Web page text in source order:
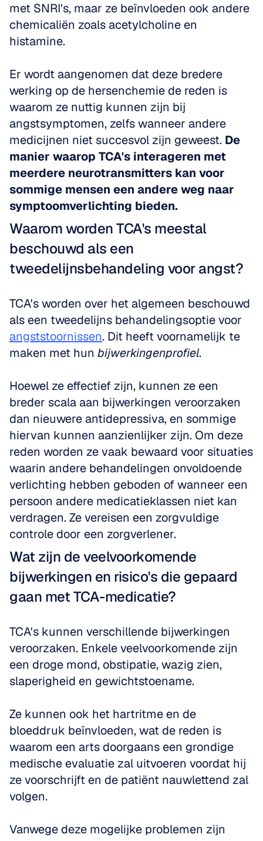
met SNRI's, maar ze beïnvloeden ook andere
chemicaliën zoals acetylcholine en
histamine.
Er wordt aangenomen dat deze bredere
werking op de hersenchemie de reden is
waarom ze nuttig kunnen zijn bij
angstsymptomen, zelfs wanneer andere
medicijnen niet succesvol zijn geweest. De
manier waarop TCA's interageren met
meerdere neurotransmitters kan voor
sommige mensen een andere weg naar
symptoomverlichting bieden.
Waarom worden TCA's meestal
beschouwd als een
tweedelijnsbehandeling voor angst?
TCA's worden over het algemeen beschouwd
angststoornissen. Dit heeft voornamelijk te
maken met hun bijwerkingenprofiel.
Hoewel ze effectief zijn, kunnen ze een
breder scala aan bijwerkingen veroorzaken
dan nieuwere antidepressiva, en sommige
hiervan kunnen aanzienlijker zijn. Om deze
reden worden ze vaak bewaard voor situaties
waarin andere behandelingen onvoldoende
verlichting hebben geboden of wanneer een
persoon andere medicatieklassen niet kan
verdragen. Ze vereisen een zorgvuldige
controle door een zorgverlener.
Wat zijn de veelvoorkomende
bijwerkingen en risico's die gepaard
gaan met TCA-medicatie?
TCA's kunnen verschillende bijwerkingen
veroorzaken. Enkele veelvoorkomende zijn
een droge mond, obstipatie, wazig zien,
slaperigheid en gewichtstoename.
Ze kunnen ook het hartritme en de
bloeddruk beïnvloeden, wat de reden is
waarom een arts doorgaans een grondige
medische evaluatie zal uitvoeren voordat hij
ze voorschrijft en de patiënt nauwlettend zal
volgen.
Vanwege deze mogelijke problemen zijn